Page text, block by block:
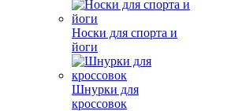
Носки для спорта и
йоги
Шнурки для
кроссовок